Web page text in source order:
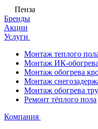
Пенза
Бренды
Акции
Услуги
Монтаж теплого
Монтаж ИК-
Монтаж обогрева
Монтаж
Монтаж обогрева
Ремонт тёплого пола
Компания